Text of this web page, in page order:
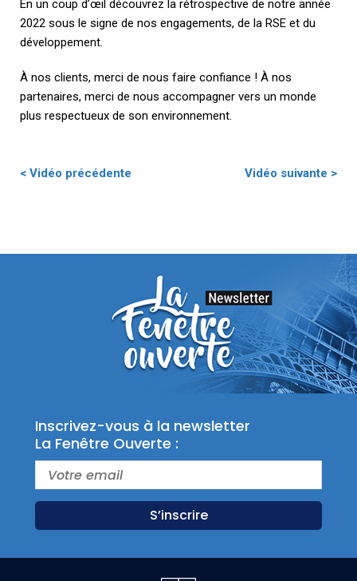
En un coup d’œil découvrez la rétrospective de notre année
2022 sous le signe de nos engagements, de la RSE et du
développement.
À nos clients, merci de nous faire confiance ! À nos
partenaires, merci de nous accompagner vers un monde
plus respectueux de son environnement.
< Vidéo précédente Vidéo suivante >
Inscrivez-vous à la newsletter
La Fenêtre Ouverte :
S’inscrire